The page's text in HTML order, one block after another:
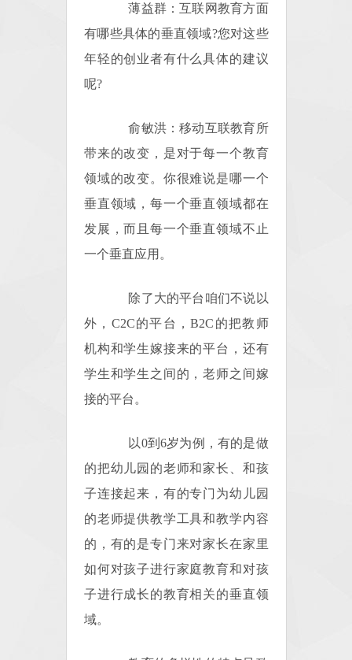
薄益群：互联网教育方面
有哪些具体的垂直领域?您对这些
年轻的创业者有什么具体的建议
呢?
俞敏洪：移动互联教育所
带来的改变，是对于每一个教育
领域的改变。你很难说是哪一个
垂直领域，每一个垂直领域都在
发展，而且每一个垂直领域不止
一个垂直应用。
除了大的平台咱们不说以
外，C2C的平台，B2C的把教师
机构和学生嫁接来的平台，还有
学生和学生之间的，老师之间嫁
接的平台。
以0到6岁为例，有的是做
的把幼儿园的老师和家长、和孩
子连接起来，有的专门为幼儿园
的老师提供教学工具和教学内容
的，有的是专门来对家长在家里
如何对孩子进行家庭教育和对孩
子进行成长的教育相关的垂直领
域。